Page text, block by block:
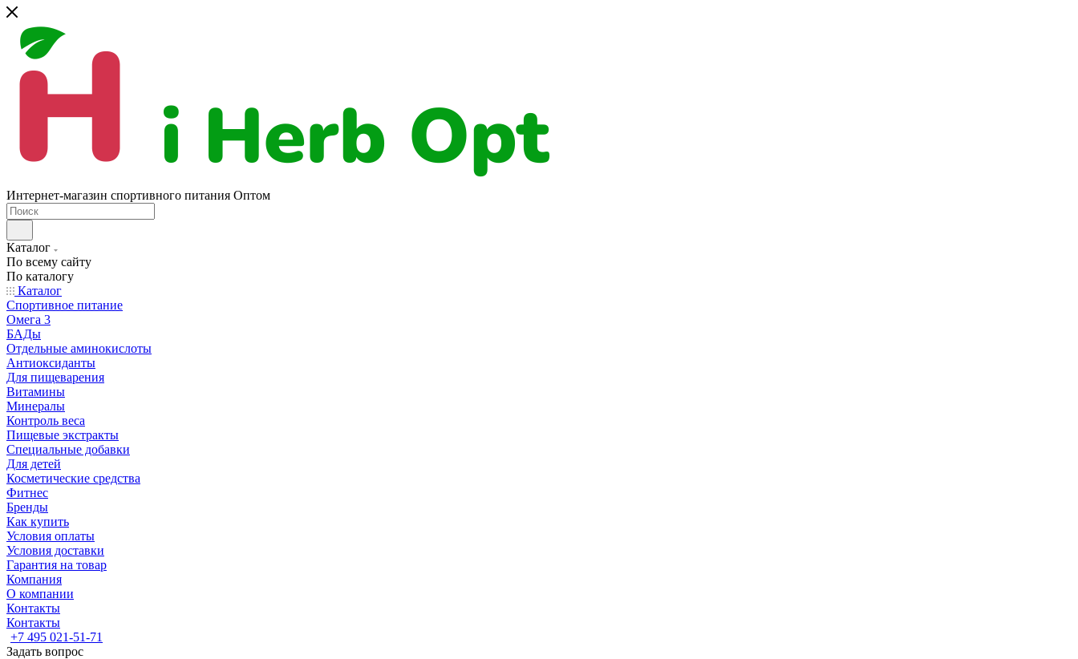
Интернет-магазин спортивного питания Оптом
Каталог
По всему сайту
По каталогу
Каталог
Спортивное питание
Омега 3
БАДы
Отдельные аминокислоты
Антиоксиданты
Для пищеварения
Витамины
Минералы
Контроль веса
Пищевые экстракты
Специальные добавки
Для детей
Косметические средства
Фитнес
Бренды
Как купить
Условия оплаты
Условия доставки
Гарантия на товар
Компания
О компании
Контакты
Контакты
+7 495 021-51-71
Задать вопрос